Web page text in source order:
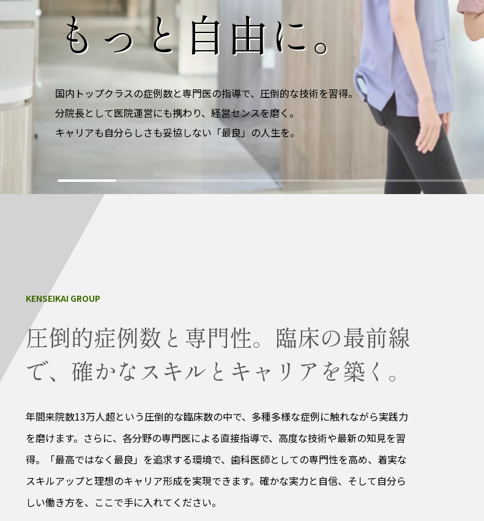
もっと自由に。
国内トップクラスの症例数と専門医の指導で、圧倒的な技術を習得。
分院長として医院運営にも携わり、経営センスを磨く。
キャリアも自分らしさも妥協しない「最良」の人生を。
圧倒的症例数と専門性。臨床の最前線
で、確かなスキルとキャリアを築く。
年間来院数13万人超という圧倒的な臨床数の中で、多種多様な症例に触れながら実践力
を磨けます。さらに、各分野の専門医による直接指導で、高度な技術や最新の知見を習
得。「最高ではなく最良」を追求する環境で、歯科医師としての専門性を高め、着実な
スキルアップと理想のキャリア形成を実現できます。確かな実力と自信、そして自分ら
しい働き方を、ここで手に入れてください。